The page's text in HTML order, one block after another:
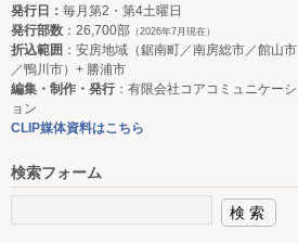
発行日： 毎月第2・第4土曜日
発行部数 ：26,700部 （2026年7月現在）
折込範囲 ：安房地域（鋸南町／南房総市／館山市
／鴨川市）+ 勝浦市
編集・制作・発行：有限会社コアコミュニケーシ
ョン
CLIP媒体資料はこちら
検索フォーム